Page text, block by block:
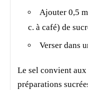
Ajouter 0,5
c. à café) de
Verser dans
Le sel convient
préparations